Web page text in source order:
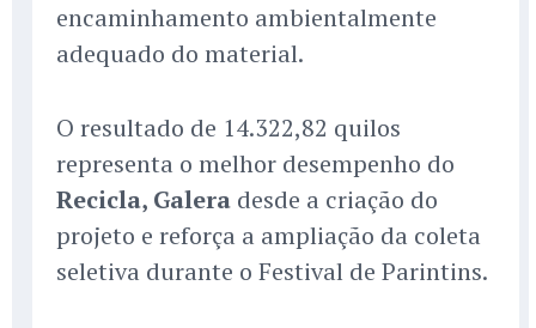
encaminhamento ambientalmente
adequado do material.
O resultado de 14.322,82 quilos
representa o melhor desempenho do
Recicla, Galera desde a criação do
projeto e reforça a ampliação da coleta
seletiva durante o Festival de Parintins.